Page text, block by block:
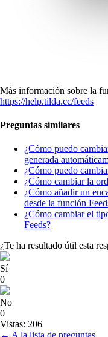
Más información sobre la
https://help.tilda.cc/feeds
Preguntas similares
¿Cómo puedo
generada
¿Cómo puedo
¿Cómo cambiar la
¿Cómo añadir un
desde la función
¿Cómo cambiar el
Feeds?
¿Te ha resultado útil esta
Sí
0
No
0
Vistas: 206